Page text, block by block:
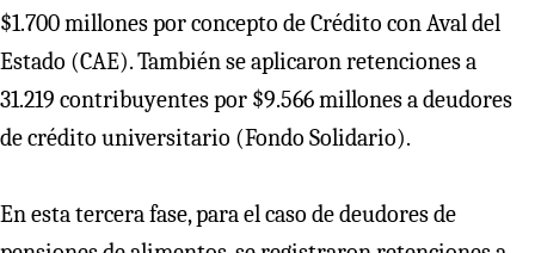
$1.700 millones por concepto de Crédito con Aval del
Estado (CAE). También se aplicaron retenciones a
31.219 contribuyentes por $9.566 millones a deudores
de crédito universitario (Fondo Solidario).
En esta tercera fase, para el caso de deudores de